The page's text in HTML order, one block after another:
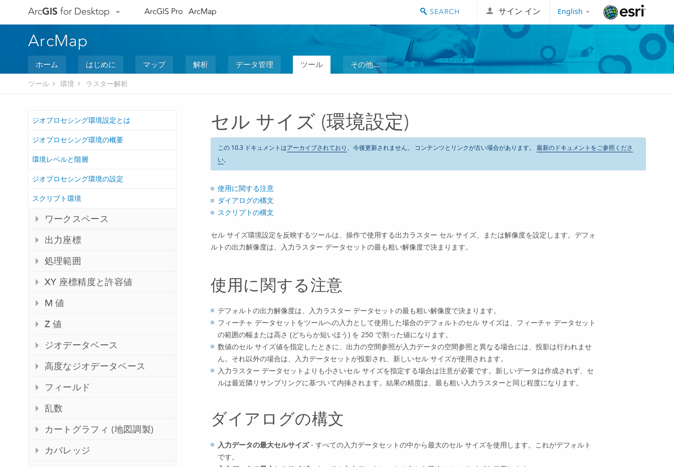
ArcGIS for Desktop ArcGIS Pro ArcMap English
サイン イン
ArcMap
ホーム はじめに マップ 解析 データ管理 ツール その他...
ツール 環境 ラスター解析
ジオプロセシング環境設定とは
ジオプロセシング環境の概要
環境レベルと階層
ジオプロセシング環境の設定
スクリプト環境
ワークスペース
出力座標
処理範囲
XY 座標精度と許容値
M 値
Z 値
ジオデータベース
高度なジオデータベース
フィールド
乱数
カートグラフィ (地図調製)
カバレッジ
セル サイズ (環境設定)
この 10.3 ドキュメントはアーカイブされており 、今後更新されません。 コンテンツとリンクが古い場合があります。 最新のドキュメントをご参照くださ
い。
使用に関する注意
ダイアログの構文
スクリプトの構文
セル サイズ環境設定を反映するツールは、操作で使用する出力ラスター セル サイズ、または解像度を設定します。デフォ
ルトの出力解像度は、入力ラスター データセットの最も粗い解像度で決まります。
使用に関する注意
デフォルトの出力解像度は、入力ラスター データセットの最も粗い解像度で決まります。
フィーチャ データセットをツールへの入力として使用した場合のデフォルトのセル サイズは、フィーチャ データセット
の範囲の幅または高さ (どちらか短いほう) を 250 で割った値になります。
数値のセル サイズ値を指定したときに、出力の空間参照が入力データの空間参照と異なる場合には、投影は行われませ
ん。それ以外の場合は、入力データセットが投影され、新しいセル サイズが使用されます。
入力ラスター データセットよりも小さいセル サイズを指定する場合は注意が必要です。新しいデータは作成されず、セ
ルは最近隣リサンプリングに基づいて内挿されます。結果の精度は、最も粗い入力ラスターと同じ程度になります。
ダイアログの構文
入力データの最大セルサイズ- すべての入力データセットの中から最大のセル サイズを使用します。これがデフォルト
です。